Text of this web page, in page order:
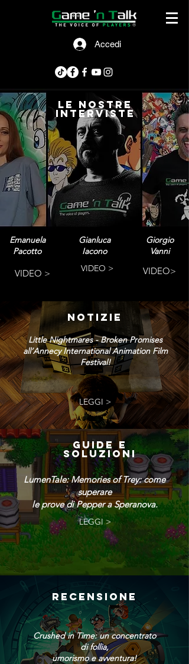
Accedi
le nostre
interviste
Emanuela
Pacotto
VIDEO >
Gianluca
Iacono
VIDEO >
Giorgio
Vanni
VIDEO>
NOTIZIE
Little Nightmares - Broken Promises
all’Annecy International Animation Film
Festival!
LEGGI >
GUIDE E
SOLUZIONI
LumenTale: Memories of Trey: come
superare
le prove di Pepper a Speranova.
LEGGI >
RECENSIONE
Crushed in Time: un concentrato
di follia,
umorismo e avventura!